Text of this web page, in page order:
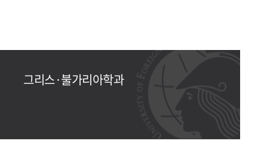
그리스·불가리아학과